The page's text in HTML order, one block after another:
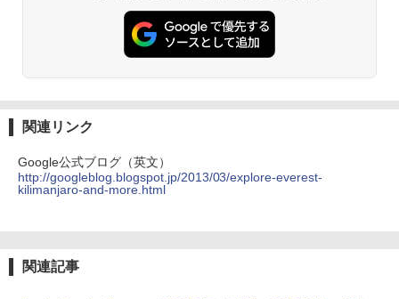
関連リンク
Google公式ブログ（英文）
http://googleblog.blogspot.jp/2013/03/explore-everest-
kilimanjaro-and-more.html
関連記事